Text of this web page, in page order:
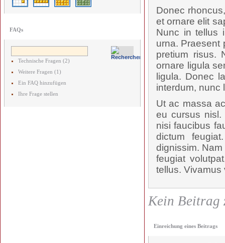
FAQs
Technische Fragen (2)
Weitere Fragen (1)
Ein FAQ hinzufügen
Ihre Frage stellen
Donec
et ornare elit
Nunc in tellus
urna. Praesent
pretium risus.
ornare ligula
ligula. Donec
interdum, nunc
Ut ac massa
eu cursus nisl.
nisi faucibus
dictum
dignissim.
feugiat
tellus. Vivamus
Kein Beitrag
Einreichung eines Beitrags